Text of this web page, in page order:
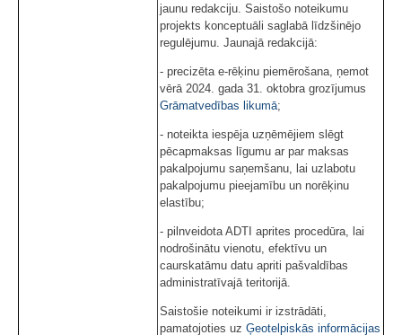
jaunu redakciju. Saistošo noteikumu
projekts konceptuāli saglabā līdzšinējo
regulējumu. Jaunajā redakcijā:
- precizēta e‑rēķinu piemērošana, ņemot
vērā 2024. gada 31. oktobra grozījumus
Grāmatvedības likumā;
- noteikta iespēja uzņēmējiem slēgt
pēcapmaksas līgumu ar par maksas
pakalpojumu saņemšanu, lai uzlabotu
pakalpojumu pieejamību un norēķinu
elastību;
- pilnveidota ADTI aprites procedūra, lai
nodrošinātu vienotu, efektīvu un
caurskatāmu datu apriti pašvaldības
administratīvajā teritorijā.
Saistošie noteikumi ir izstrādāti,
pamatojoties uz Ģeotelpiskās informācijas